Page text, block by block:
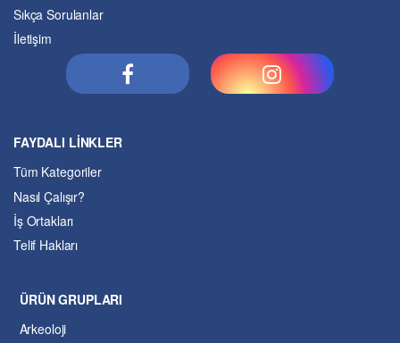
Sıkça Sorulanlar
İletişim
FAYDALI LİNKLER
Tüm Kategoriler
Nasıl Çalışır?
İş Ortakları
Telif Hakları
ÜRÜN GRUPLARI
Arkeoloji